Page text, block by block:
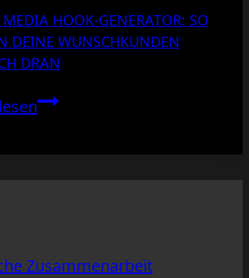
HOOK-GENERATOR: SO
DEINE WUNSCHKUNDEN
DRAN
Social
Hook-
Generator:
Zusammenarbeit